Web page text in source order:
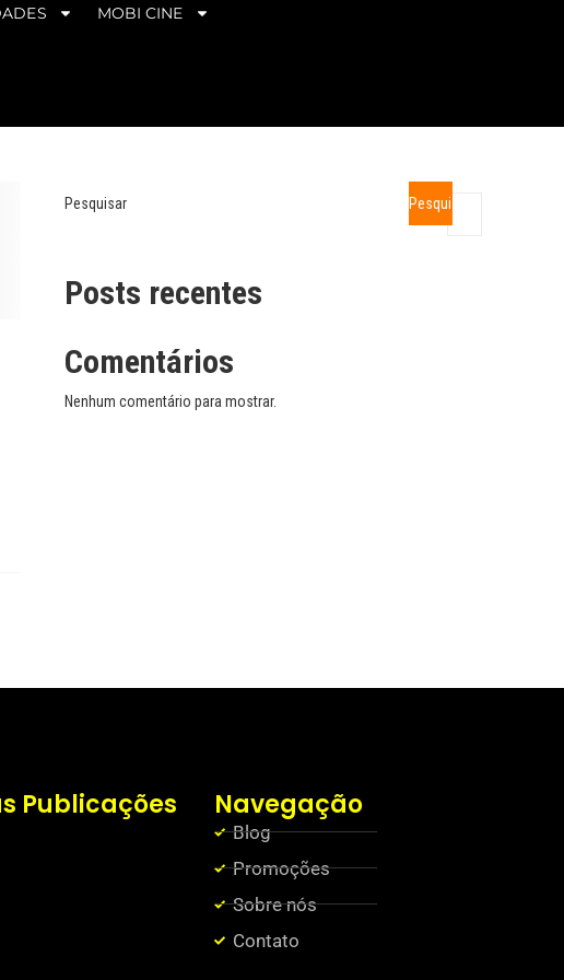
MOBI CINE
Pesquisar Pesquisar
Posts recentes
Comentários
Nenhum comentário para mostrar.
Publicações Navegação
Blog
Promoções
Sobre nós
Contato